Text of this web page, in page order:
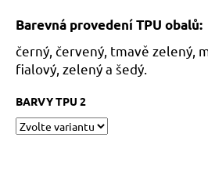
hvězdiček.
Barevná provedení TPU obalů:
černý, červený, tmavě zelený,
fialový, zelený a šedý.
BARVY TPU 2
HLEDAT
D
o